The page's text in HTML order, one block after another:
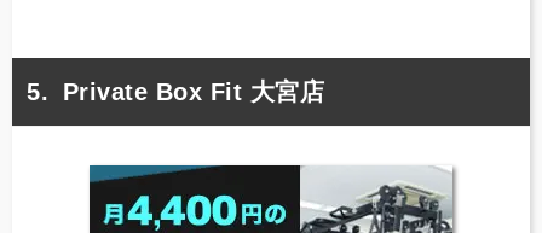
Private Box Fit 大宮店